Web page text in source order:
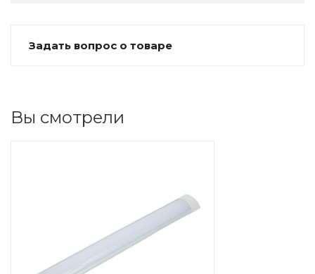
Задать вопрос о товаре
Вы смотрели